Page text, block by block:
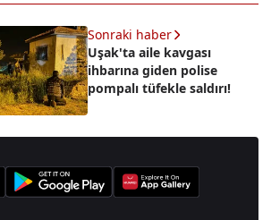
Sonraki haber
Uşak'ta aile kavgası
ihbarına giden polise
pompalı tüfekle saldırı!